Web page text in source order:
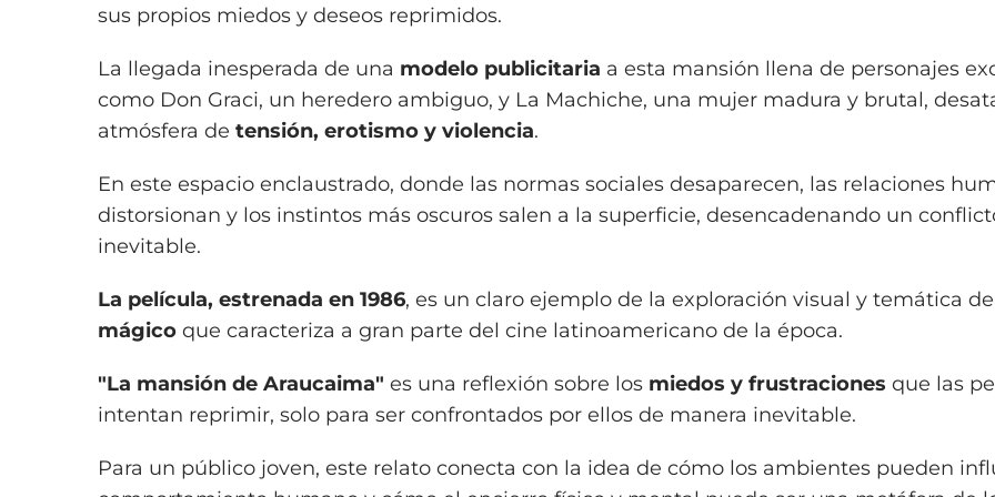
sus propios miedos y deseos reprimidos.
La llegada inesperada de una modelo publicitaria a esta mansión llena de personajes
como Don Graci, un heredero ambiguo, y La Machiche, una mujer madura y brutal,
atmósfera de tensión, erotismo y violencia.
En este espacio enclaustrado, donde las normas sociales desaparecen, las relaciones
distorsionan y los instintos más oscuros salen a la superficie, desencadenando un
inevitable.
La película, estrenada en 1986, es un claro ejemplo de la exploración visual y temática
mágico que caracteriza a gran parte del cine latinoamericano de la época.
"La mansión de Araucaima" es una reflexión sobre los miedos y frustraciones que las
intentan reprimir, solo para ser confrontados por ellos de manera inevitable.
Para un público joven, este relato conecta con la idea de cómo los ambientes pueden